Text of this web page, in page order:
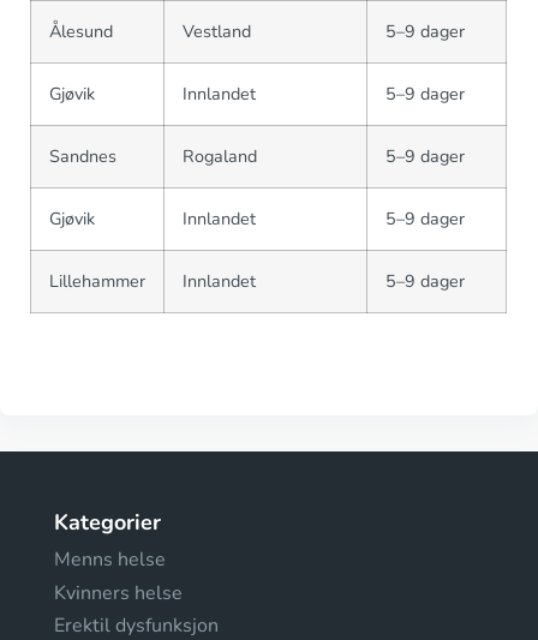
Ålesund Vestland 5–9 dager
Gjøvik Innlandet 5–9 dager
Sandnes Rogaland 5–9 dager
Gjøvik Innlandet 5–9 dager
Lillehammer Innlandet 5–9 dager
Kategorier
Menns helse
Kvinners helse
Erektil dysfunksjon